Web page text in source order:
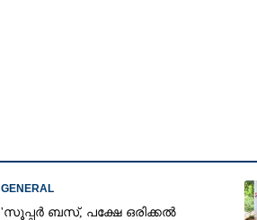
GENERAL
'സൂപ്പർ ബസ്, പക്ഷേ ഒരിക്കൽ